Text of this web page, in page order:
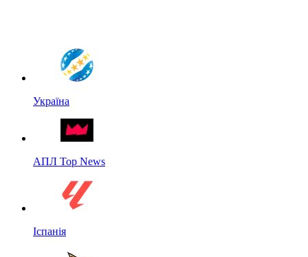
Україна
АПЛ Top News
Іспанія